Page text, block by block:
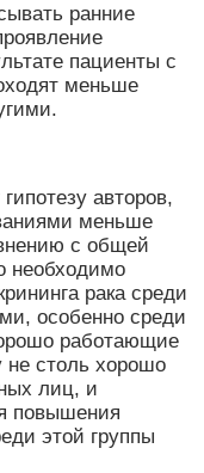
ранние
пациенты с
меньше
авторов,
меньше
с общей
необходимо
рака среди
особенно среди
работающие
столь хорошо
лиц, и
повышения
этой группы